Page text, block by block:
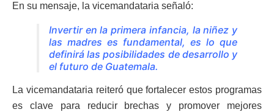
En su mensaje, la vicemandataria señaló:
Invertir en la primera infancia, la niñez y
las madres es fundamental, es lo que
definirá las posibilidades de desarrollo y
el futuro de Guatemala.
La vicemandataria reiteró que fortalecer estos programas
es clave para reducir brechas y promover mejores